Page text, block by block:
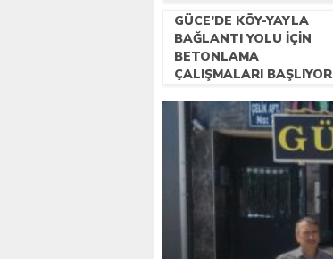
GÜCE’DE KÖY-YAYLA
BAĞLANTI YOLU İÇIN
BETONLAMA
ÇALIŞMALARI BAŞLIYOR